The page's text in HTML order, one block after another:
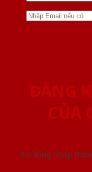
ĐĂNG
CỦA
Vui lòng nhập